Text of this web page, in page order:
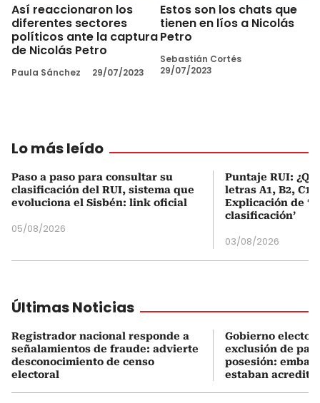
Así reaccionaron los
diferentes sectores
políticos ante la captura
de Nicolás Petro
Paula Sánchez 29/07/2023
Estos son los chats que
tienen en líos a Nicolás
Petro
Sebastián Cortés
29/07/2023
Lo más leído
Paso a paso para consultar su
clasificación del RUI, sistema que
evoluciona el Sisbén: link oficial
05/08/2026
Puntaje RUI:
letras A1, B2, C1
Explicación de
clasificación’
03/08/2026
Últimas Noticias
Registrador nacional responde a
señalamientos de fraude: advierte
desconocimiento de censo
electoral
Gobierno electo
exclusión de
posesión:
estaban